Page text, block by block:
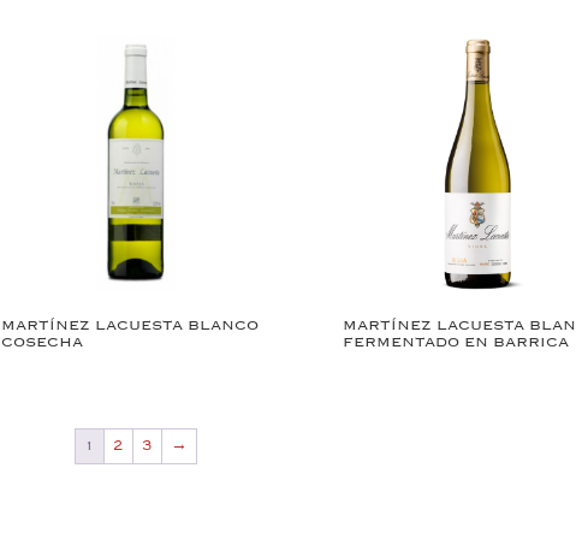
MARTÍNEZ LACUESTA BLANCO
COSECHA
MARTÍNEZ LACUESTA
FERMENTADO EN BARRICA
1 2 3 →